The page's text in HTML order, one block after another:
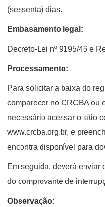
(sessenta) dias.
Embasamento legal:
Decreto-Lei nº 9195/46 e
Processamento:
Para solicitar a baixa do
comparecer no CRCBA ou
necessário acessar o sítio
www.crcba.org.br, e
encontra disponível para
Em seguida, deverá enviar
do comprovante de
Observação: